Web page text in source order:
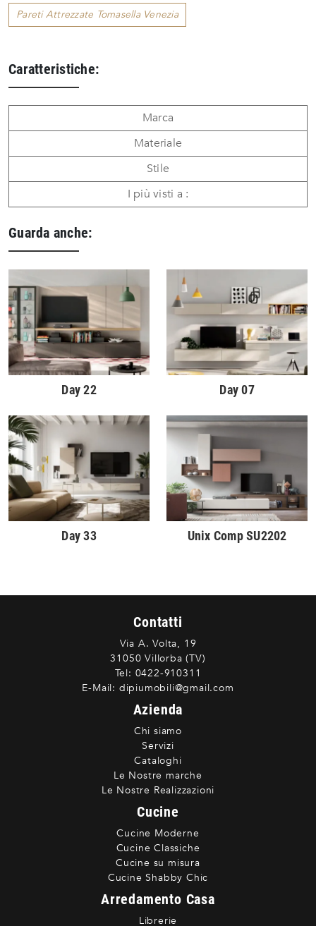
Pareti Attrezzate Tomasella Venezia
Caratteristiche:
Marca
Materiale
Stile
I più visti a :
Guarda anche:
Day 22 Day 07
Day 33 Unix Comp SU2202
Contatti
Via A. Volta, 19
31050 Villorba (TV)
Tel: 0422-910311
E-Mail: dipiumobili@gmail.com
Azienda
Chi siamo
Servizi
Cataloghi
Le Nostre marche
Le Nostre Realizzazioni
Cucine
Cucine Moderne
Cucine Classiche
Cucine su misura
Cucine Shabby Chic
Arredamento Casa
Librerie